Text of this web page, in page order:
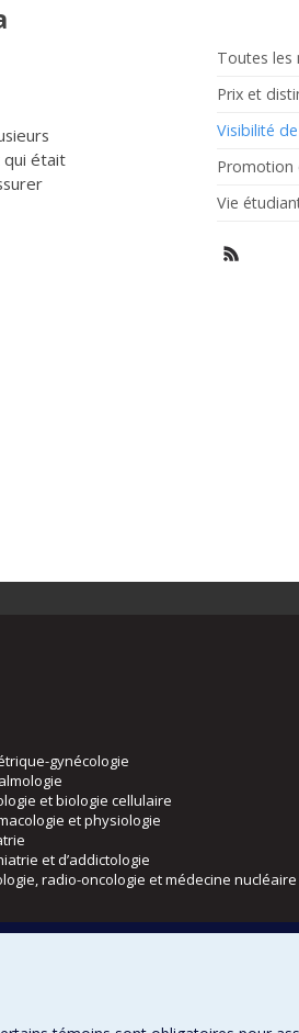
Toutes les
Prix et
Visibilité de
Promotion
Vie
qui était
gynécologie
et biologie cellulaire
et physiologie
et d’addictologie
radio-oncologie et médecine nucléaire